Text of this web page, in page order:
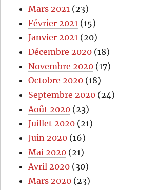
Mars 2021 (23)
Février 2021 (15)
Janvier 2021 (20)
Décembre 2020 (18)
Novembre 2020 (17)
Octobre 2020 (18)
Septembre 2020 (24)
Août 2020 (23)
Juillet 2020 (21)
Juin 2020 (16)
Mai 2020 (21)
Avril 2020 (30)
Mars 2020 (23)